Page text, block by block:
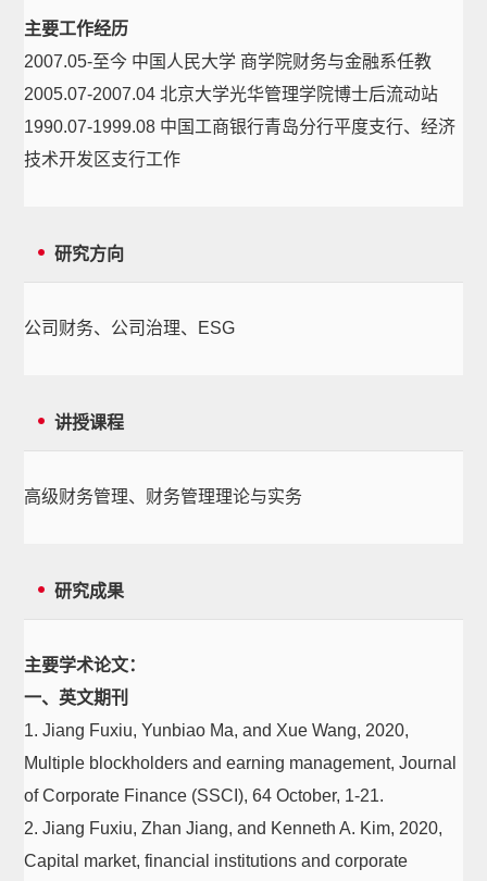
主要工作经历
2007.05-至今 中国人民大学 商学院财务与金融系任教
2005.07-2007.04 北京大学光华管理学院博士后流动站
1990.07-1999.08 中国工商银行青岛分行平度支行、经济
技术开发区支行工作
研究方向
公司财务、公司治理、ESG
讲授课程
高级财务管理、财务管理理论与实务
研究成果
主要学术论文：
一、英文期刊
1. Jiang Fuxiu, Yunbiao Ma, and Xue Wang, 2020,
Multiple blockholders and earning management, Journal
of Corporate Finance (SSCI), 64 October, 1-21.
2. Jiang Fuxiu, Zhan Jiang, and Kenneth A. Kim, 2020,
Capital market, financial institutions and corporate